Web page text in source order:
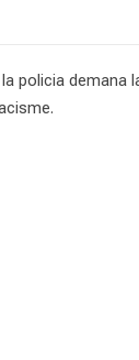
policia